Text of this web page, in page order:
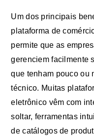
Um dos principais
plataforma de
permite que as
gerenciem facilmente
que tenham pouco ou
técnico. Muitas
eletrônico vêm com
soltar, ferramentas
de catálogos de